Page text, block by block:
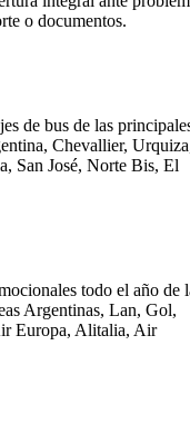
o documentos.
de bus de las
Chevallier,
San José, Norte Bis, El
todo el año de
Argentinas, Lan, Gol,
Europa, Alitalia, Air